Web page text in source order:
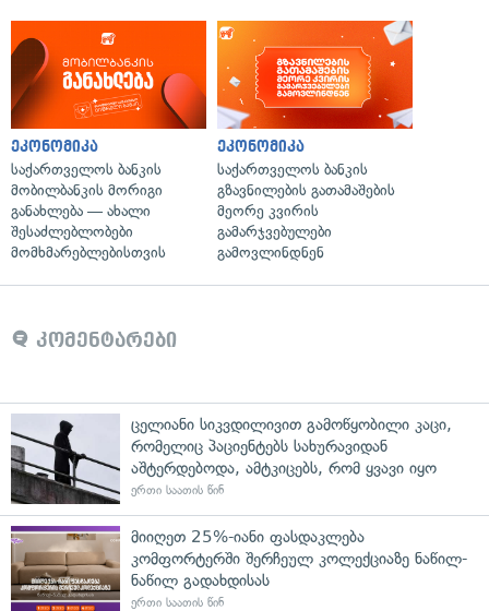
ეკონომიკა
საქართველოს ბანკის
მობილბანკის მორიგი
განახლება — ახალი
შესაძლებლობები
მომხმარებლებისთვის
ეკონომიკა
საქართველოს ბანკის
გზავნილების გათამაშების
მეორე კვირის
გამარჯვებულები
გამოვლინდნენ
კომენტარები
ცელიანი სიკვდილივით გამოწყობილი კაცი,
რომელიც პაციენტებს სახურავიდან
აშტერდებოდა, ამტკიცებს, რომ ყვავი იყო
ერთი საათის წინ
მიიღეთ 25%-იანი ფასდაკლება
კომფორტერში შერჩეულ კოლექციაზე ნაწილ-
ნაწილ გადახდისას
ერთი საათის წინ